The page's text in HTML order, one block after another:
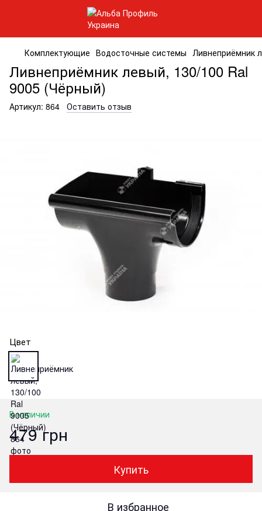
Комплектующие Водосточные системы Ливнеприёмник
Ливнеприёмник левый, 130/100 Ral
9005 (Чёрный)
Артикул: 864 Оставить отзыв
Цвет
В наличии
479 грн
Купить
В избранное